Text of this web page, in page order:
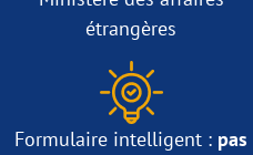
étrangères
Formulaire intelligent : pas